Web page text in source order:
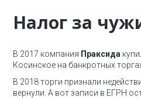
Налог за
В 2017 компания Праксида
Косинское на банкротных
В 2018 торги признали
вернули. А вот записи в ЕГРН